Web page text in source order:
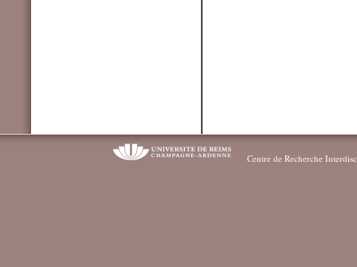
Centre de Recherche